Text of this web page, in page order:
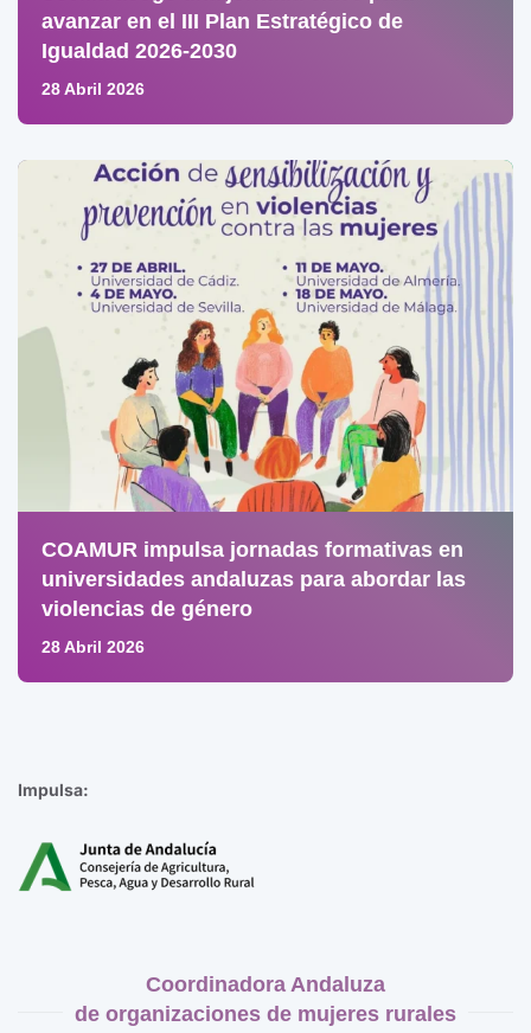
avanzar en el III Plan Estratégico de
Igualdad 2026-2030
28 Abril 2026
COAMUR impulsa jornadas formativas en
universidades andaluzas para abordar las
violencias de género
28 Abril 2026
Impulsa:
Coordinadora Andaluza
de organizaciones de mujeres rurales